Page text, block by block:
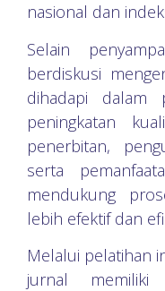
nasional dan
Selain
berdiskusi
dihadapi dalam
peningkatan
penerbitan,
serta
mendukung
lebih efektif dan
Melalui pelatihan
jurnal memiliki